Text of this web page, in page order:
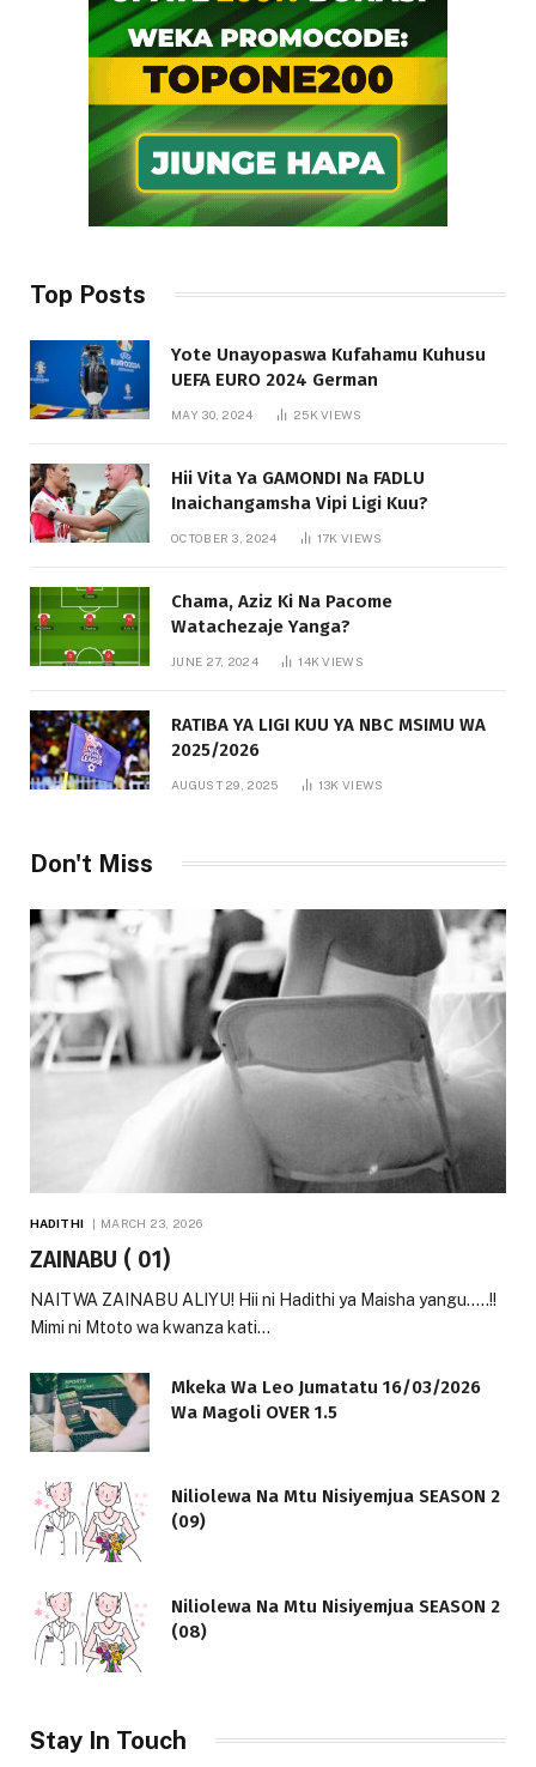
Top Posts
Yote Unayopaswa Kufahamu Kuhusu
UEFA EURO 2024 German
MAY 30, 2024 25KVIEWS
Hii Vita Ya GAMONDI Na FADLU
Inaichangamsha Vipi Ligi Kuu?
OCTOBER 3, 2024 17KVIEWS
Chama, Aziz Ki Na Pacome
Watachezaje Yanga?
JUNE 27, 2024 14KVIEWS
RATIBA YA LIGI KUU YA NBC MSIMU WA
2025/2026
AUGUST 29, 2025 13KVIEWS
Don't Miss
HADITHI MARCH 23, 2026
ZAINABU ( 01)
NAITWA ZAINABU ALIYU! Hii ni Hadithi ya Maisha yangu…..!!
Mimi ni Mtoto wa kwanza kati…
Mkeka Wa Leo Jumatatu 16/03/2026
Wa Magoli OVER 1.5
Niliolewa Na Mtu Nisiyemjua SEASON 2
(09)
Niliolewa Na Mtu Nisiyemjua SEASON 2
(08)
Stay In Touch